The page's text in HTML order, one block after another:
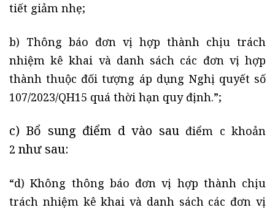
tiết giảm nhẹ;
b) Thông báo đơn vị hợp thành chịu trách
nhiệm kê khai và danh sách các đơn vị hợp
thành thuộc đối tượng áp dụng Nghị quyết số
107/2023/QH15 quá thời hạn quy định.”;
c) Bổ sung điểm d vào sauđiểm c khoản
2 như sau:
“d) Không thông báo đơn vị hợp thành chịu
trách nhiệm kê khai và danh sách các đơn vị